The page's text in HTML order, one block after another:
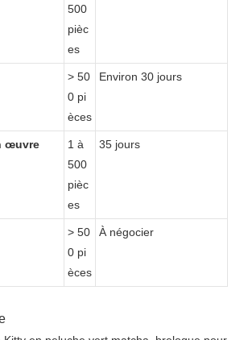
500
pièc
es
> 50
0 pi
èces
Environ 30 jours
œuvre
1 à
500
pièc
es
35 jours
> 50
0 pi
èces
À négocier